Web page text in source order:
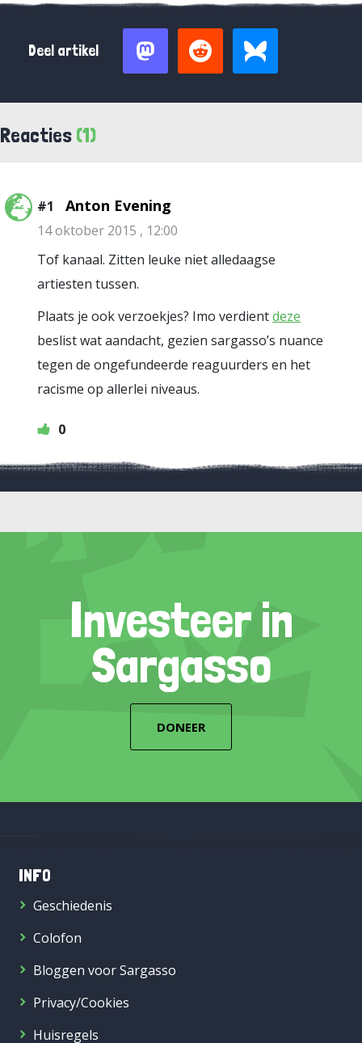
Deel artikel
Reacties (1)
#1 Anton Evening
14 oktober 2015 , 12:00
Tof kanaal. Zitten leuke niet alledaagse
artiesten tussen.
Plaats je ook verzoekjes? Imo verdientdeze
beslist wat aandacht, gezien sargasso’s nuance
tegen de ongefundeerde reaguurders en het
racisme op allerlei niveaus.
0
Investeer in
Sargasso
DONEER
INFO
Geschiedenis
Colofon
Bloggen voor Sargasso
Privacy/Cookies
Huisregels